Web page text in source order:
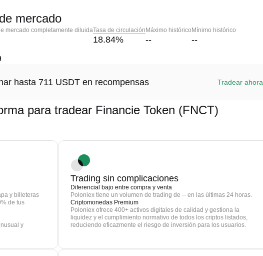
mercado
mercado completamente diluidaTasa de circulación
18.84%
Máximo histórico
--
Mínimo histórico
--
hasta 711 USDT en recompensas Tradear ahora
para tradear Financie Token (FNCT)
y billeteras
de tus
y
Trading sin complicaciones
Diferencial bajo entre compra y venta
Poloniex tiene un volumen de trading de -- en las últimas 24 horas.
Criptomonedas Premium
Poloniex ofrece 400+ activos digitales de calidad y gestiona la
liquidez y el cumplimiento normativo de todos los criptos listados,
reduciendo eficazmente el riesgo de inversión para los usuarios.